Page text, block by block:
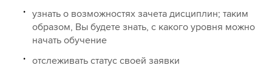
узнать о возможностях зачета дисциплин; таким
образом, Вы будете знать, с какого уровня можно
начать обучение
отслеживать статус своей заявки